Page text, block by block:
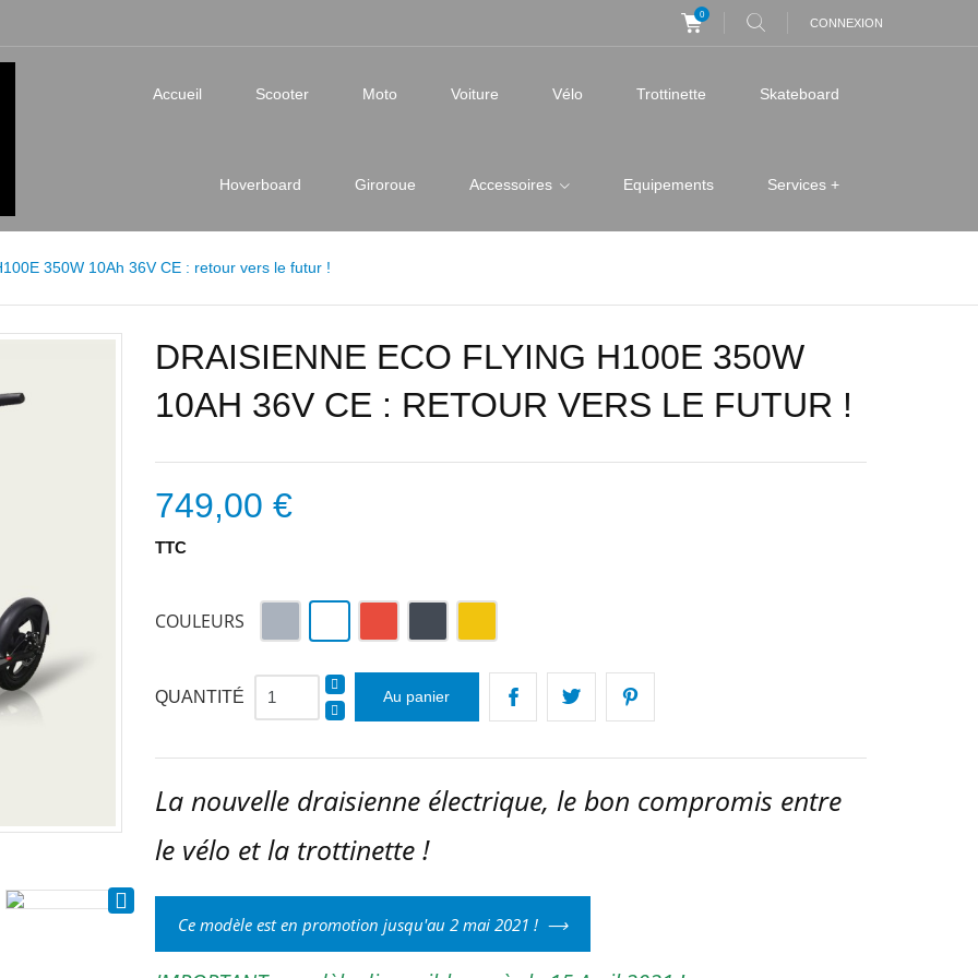
0
CONNEXION
Accueil Scooter Moto Voiture Vélo Trottinette Skateboard
Hoverboard Giroroue Accessoires Equipements Services +
350W 10Ah 36V CE : retour vers le futur !

DRAISIENNE ECO FLYING H100E 350W
10AH 36V CE : RETOUR VERS LE FUTUR !
749,00 €
TTC
COULEURS
QUANTITÉ Au panier
La nouvelle draisienne électrique, le bon compromis entre
le vélo et la trottinette !
Ce modèle est en promotion jusqu'au 2 mai 2021 !